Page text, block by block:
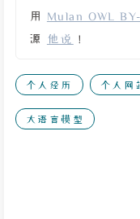
用 Mulan OWL
源 他说 ！
个人经历 个人网
大语言模型